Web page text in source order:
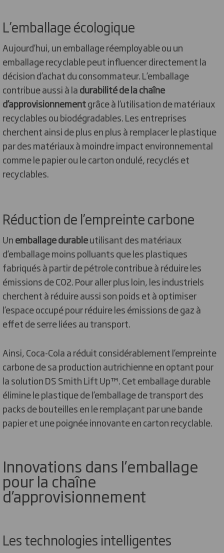
L’emballage écologique
Aujourd’hui, un emballage réemployable ou un
emballage recyclable peut influencer directement la
décision d’achat du consommateur. L’emballage
contribue aussi à ladurabilité de la chaîne
d’approvisionnementgrâce à l’utilisation de matériaux
recyclables ou biodégradables. Les entreprises
cherchent ainsi de plus en plus à remplacer le plastique
par des matériaux à moindre impact environnemental
comme le papier ou le carton ondulé, recyclés et
recyclables.
Réduction de l’empreinte carbone
Unemballage durableutilisant des matériaux
d’emballage moins polluants que les plastiques
fabriqués à partir de pétrole contribue à réduire les
émissions de CO2. Pour aller plus loin, les industriels
cherchent à réduire aussi son poids et à optimiser
l’espace occupé pour réduire les émissions de gaz à
effet de serre liées au transport.
Ainsi, Coca-Cola a réduit considérablement l’empreinte
carbone de sa production autrichienne en optant pour
la solution DS Smith Lift Up™. Cet emballage durable
élimine le plastique de l’emballage de transport des
packs de bouteilles en le remplaçant par une bande
papier et une poignée innovante en carton recyclable.
Innovations dans l’emballage
pour la chaîne
d’approvisionnement
Les technologies intelligentes